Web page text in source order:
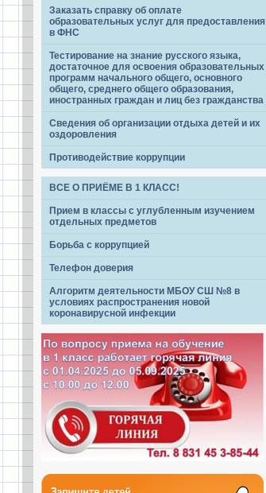
Заказать справку об оплате
образовательных услуг для предоставления
в ФНС
Тестирование на знание русского языка,
достаточное для освоения образовательных
программ начального общего, основного
общего, среднего общего образования,
иностранных граждан и лиц без гражданства
Сведения об организации отдыха детей и их
оздоровления
Противодействие коррупции
ВСЕ О ПРИЁМЕ В 1 КЛАСС!
Прием в классы с углубленным изучением
отдельных предметов
Борьба с коррупцией
Телефон доверия
Алгоритм деятельности МБОУ СШ №8 в
условиях распространения новой
коронавирусной инфекции